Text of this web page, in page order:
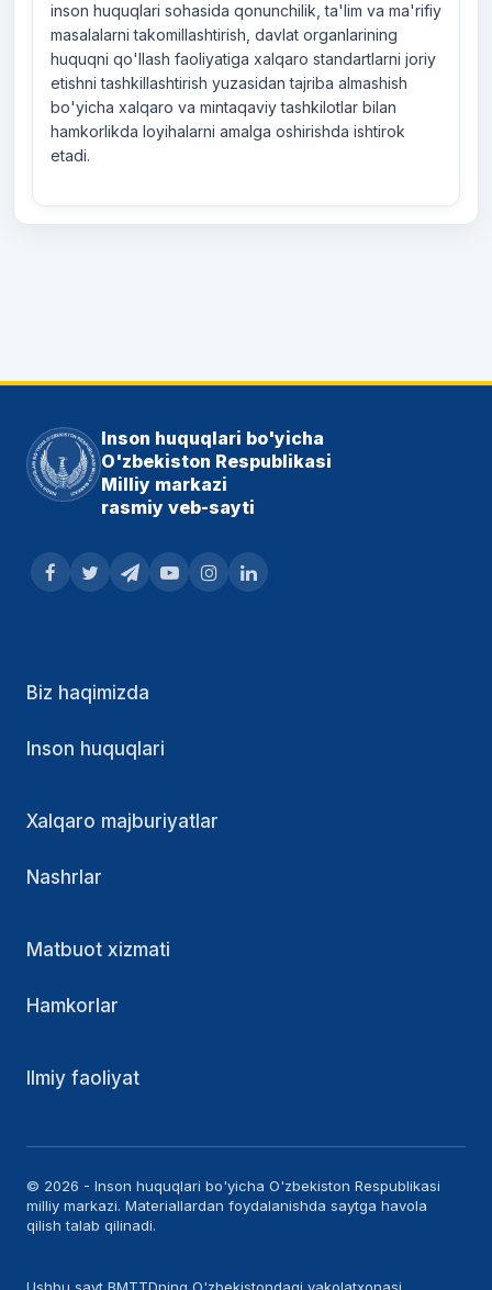
inson huquqlari sohasida qonunchilik, ta'lim va ma'rifiy
masalalarni takomillashtirish, davlat organlarining
huquqni qo'llash faoliyatiga xalqaro standartlarni joriy
etishni tashkillashtirish yuzasidan tajriba almashish
bo'yicha xalqaro va mintaqaviy tashkilotlar bilan
hamkorlikda loyihalarni amalga oshirishda ishtirok
etadi.
Inson huquqlari bo'yicha
O'zbekiston Respublikasi
Milliy markazi
rasmiy veb-sayti
Biz haqimizda
Inson huquqlari
Xalqaro majburiyatlar
Nashrlar
Matbuot xizmati
Hamkorlar
Ilmiy faoliyat
© 2026 - Inson huquqlari bo'yicha O'zbekiston Respublikasi
milliy markazi. Materiallardan foydalanishda saytga havola
qilish talab qilinadi.